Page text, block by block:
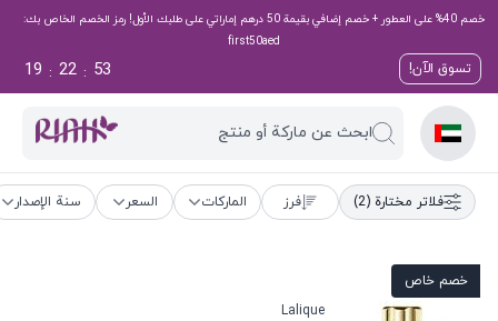
خصم 40% على العطور + خصم إضافي بقيمة 50 درهم إماراتي على طلبك الأول! رمز الخصم الخاص بك:
first50aed
تسوق الآن! 52
:
22
:
19
ابحث عن ماركة أو منتج
فلاتر مختارة (2) فرز الماركات السعر سنة الإصدار
خصم خاص
Lalique